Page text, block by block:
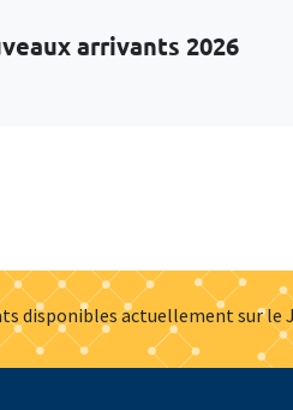
arrivants 2026
disponibles actuellement sur le